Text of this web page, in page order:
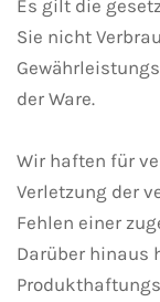
Es gilt die
Sie nicht
der Ware.
Wir haften für
Verletzung der
Fehlen einer
Darüber hinaus